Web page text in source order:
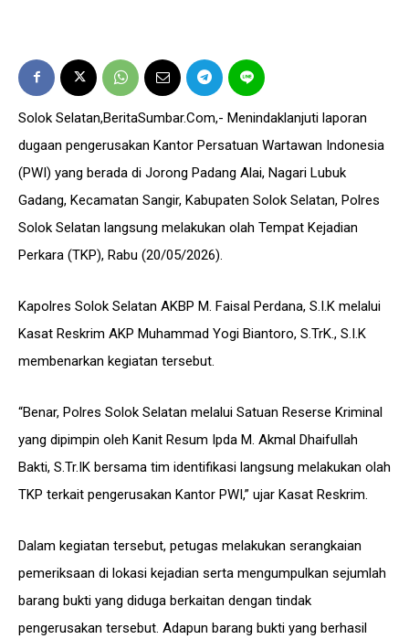
Solok Selatan,BeritaSumbar.Com,- Menindaklanjuti laporan
dugaan pengerusakan Kantor Persatuan Wartawan Indonesia
(PWI) yang berada di Jorong Padang Alai, Nagari Lubuk
Gadang, Kecamatan Sangir, Kabupaten Solok Selatan, Polres
Solok Selatan langsung melakukan olah Tempat Kejadian
Perkara (TKP), Rabu (20/05/2026).
Kapolres Solok Selatan AKBP M. Faisal Perdana, S.I.K melalui
Kasat Reskrim AKP Muhammad Yogi Biantoro, S.TrK., S.I.K
membenarkan kegiatan tersebut.
“Benar, Polres Solok Selatan melalui Satuan Reserse Kriminal
yang dipimpin oleh Kanit Resum Ipda M. Akmal Dhaifullah
Bakti, S.Tr.IK bersama tim identifikasi langsung melakukan olah
TKP terkait pengerusakan Kantor PWI,” ujar Kasat Reskrim.
Dalam kegiatan tersebut, petugas melakukan serangkaian
pemeriksaan di lokasi kejadian serta mengumpulkan sejumlah
barang bukti yang diduga berkaitan dengan tindak
pengerusakan tersebut. Adapun barang bukti yang berhasil